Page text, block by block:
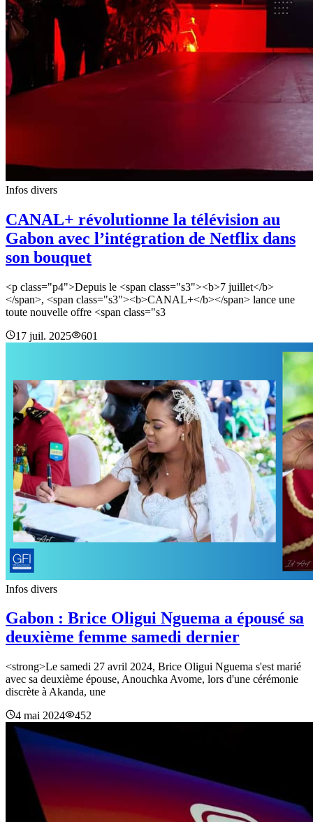
Infos divers
CANAL+ révolutionne la télévision au
Gabon avec l’intégration de Netflix dans
son bouquet
<p class="p4">Depuis le <span class="s3"><b>7 juillet</b>
</span>, <span class="s3"><b>CANAL+</b></span> lance une
toute nouvelle offre <span class="s3
17 juil. 2025
601
Infos divers
Gabon : Brice Oligui Nguema a épousé sa
deuxième femme samedi dernier
<strong>Le samedi 27 avril 2024, Brice Oligui Nguema s'est marié
avec sa deuxième épouse, Anouchka Avome, lors d'une cérémonie
discrète à Akanda, une
4 mai 2024
452